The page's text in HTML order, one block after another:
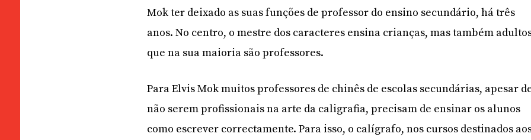
Mok ter deixado as suas funções de professor do ensino secundário, há três
anos. No centro, o mestre dos caracteres ensina crianças, mas também
que na sua maioria são professores.
Para Elvis Mok muitos professores de chinês de escolas secundárias, apesar
não serem profissionais na arte da caligrafia, precisam de ensinar os alunos
como escrever correctamente. Para isso, o calígrafo, nos cursos destinados